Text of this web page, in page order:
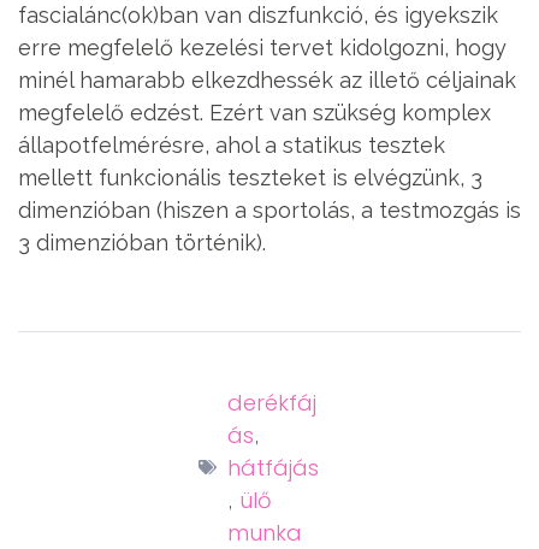
fascialánc(ok)ban van diszfunkció, és igyekszik
erre megfelelő kezelési tervet kidolgozni, hogy
minél hamarabb elkezdhessék az illető céljainak
megfelelő edzést. Ezért van szükség komplex
állapotfelmérésre, ahol a statikus tesztek
mellett funkcionális teszteket is elvégzünk, 3
dimenzióban (hiszen a sportolás, a testmozgás is
3 dimenzióban történik).
derékfáj
ás,
hátfájás
, ülő
munka